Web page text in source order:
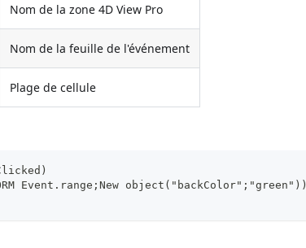
Nom de la zone 4D View Pro
Nom de la feuille de l'événement
Plage de cellule
Event.range;New object("backColor";"green"))